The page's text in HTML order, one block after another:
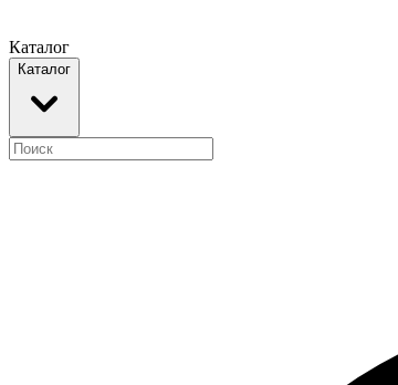
Каталог
Каталог